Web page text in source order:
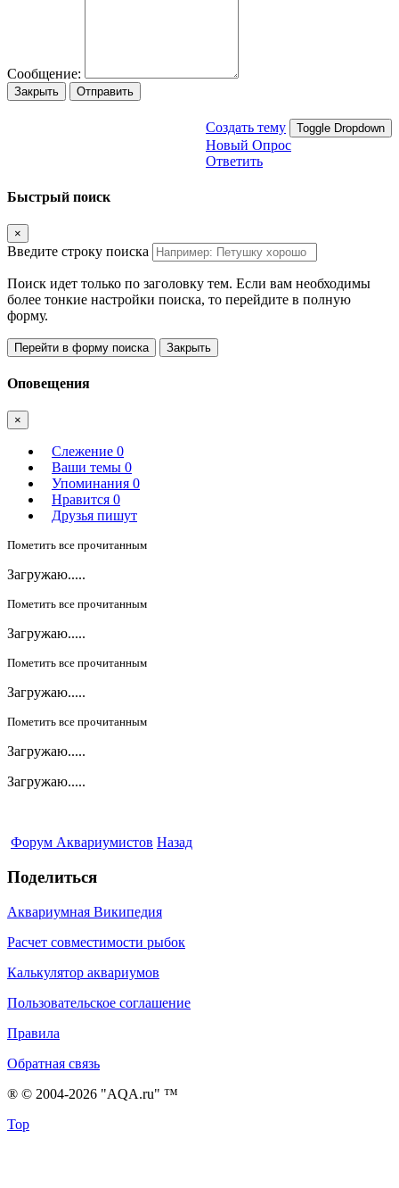
Сообщение:
Закрыть Отправить
Создать тему Toggle Dropdown
Новый Опрос
Ответить
Быстрый поиск
×
Введите строку поиска
Поиск идет только по заголовку тем. Если вам необходимы
более тонкие настройки поиска, то перейдите в полную
форму.
Перейти в форму поиска Закрыть
Оповещения
×
Слежение 0
Ваши темы 0
Упоминания 0
Нравится 0
Друзья пишут
Пометить все прочитанным
Загружаю.....
Пометить все прочитанным
Загружаю.....
Пометить все прочитанным
Загружаю.....
Пометить все прочитанным
Загружаю.....
Загружаю.....
Форум Аквариумистов Назад
Поделиться
Аквариумная Википедия
Расчет совместимости рыбок
Калькулятор аквариумов
Пользовательское соглашение
Правила
Обратная связь
® © 2004-2026 "AQA.ru" ™
Top